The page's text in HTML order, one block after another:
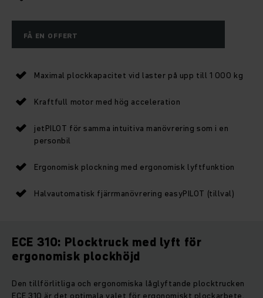
FÅ EN OFFERT
Maximal plockkapacitet vid laster på upp till 1 000 kg
Kraftfull motor med hög acceleration
jetPILOT för samma intuitiva manövrering som i en
personbil
Ergonomisk plockning med ergonomisk lyftfunktion
Halvautomatisk fjärrmanövrering easyPILOT (tillval)
ECE 310: Plocktruck med lyft för
ergonomisk plockhöjd
Den tillförlitliga och ergonomiska låglyftande plocktrucken
ECE 310 är det optimala valet för ergonomiskt plockarbete.